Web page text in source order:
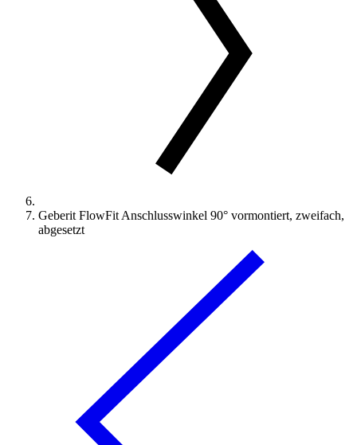
Geberit FlowFit Anschlusswinkel 90° vormontiert, zweifach,
abgesetzt